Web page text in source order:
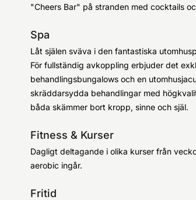
"Cheers Bar" på stranden med cocktails
Spa
Låt själen sväva i den fantastiska
För fullständig avkoppling erbjuder det
behandlingsbungalows och en
skräddarsydda behandlingar med
båda skämmer bort kropp, sinne och själ.
Fitness & Kurser
Dagligt deltagande i olika kurser från
aerobic ingår.
Fritid